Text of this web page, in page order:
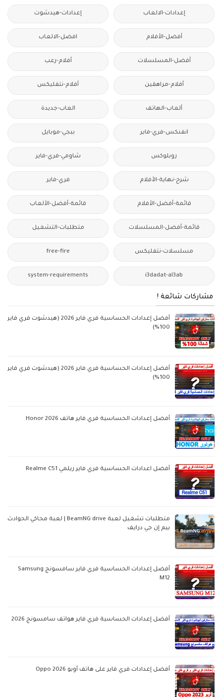
إعدادات-الالعاب إعدادات-هيدشوت
أفضل-الأفلام افضل-الالعاب
أفضل-المسلسلات أفلام-رعب
أفلام-مراهقين أفلام-نتفليكس
ألعاب-الهاتف العاب-جديدة
انفنكس-فري-فاير ببجي-موبايل
روبلوكس شاومي-فري-فاير
شرح-نهاية-الأفلام فري-فاير
قائمة-أفضل-الأفلام قائمة-أفضل-الألعاب
قائمة-أفضل-المسلسلات متطلبات-التشغيل
مسلسلات-نتفليكس free-fire
i3dadat-al3ab
system-requirements
مشاركات شائعة !
أفضل إعدادات الحساسية فري فاير 2026 (هيدشوت فري فاير
100%)
أفضل إعدادات الحساسية فري فاير 2026 (هيدشوت فري فاير
100%)
أفضل إعدادات الحساسية فري فاير هاتف Honor 2026
أفضل اعدادات الحساسية فري فاير ريلمي Realme C51
متطلبات تشغيل لعبة BeamNG drive | لعبة محاكي الحوادث
بيم إن جي درايف
أفضل إعدادات الحساسية فري فاير سامسونج Samsung
M12
أفضل إعدادات الحساسية فري فاير هواتف سامسونج 2026
أفضل إعدادات فري فاير على هاتف أوبو Oppo 2026